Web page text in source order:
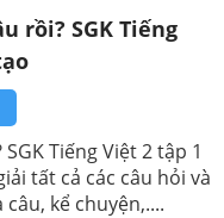
rồi? SGK Tiếng
Tiếng Việt 2 tập 1
tất cả các câu hỏi và
kể chuyện,....